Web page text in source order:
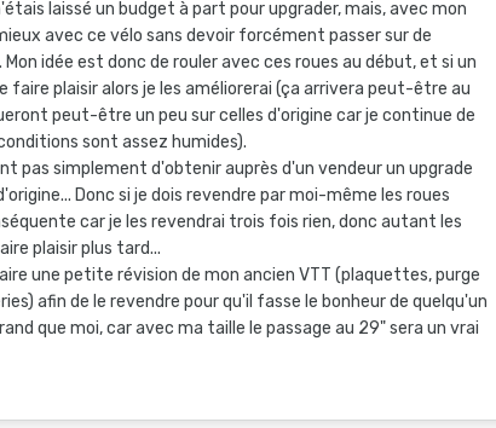
laissé un budget à part pour upgrader, mais, avec mon
avec ce vélo sans devoir forcément passer sur de
idée est donc de rouler avec ces roues au début, et si un
faire plaisir alors je les améliorerai (ça arrivera peut-être au
peut-être un peu sur celles d'origine car je continue de
sont assez humides).
pas simplement d'obtenir auprès d'un vendeur un upgrade
Donc si je dois revendre par moi-même les roues
car je les revendrai trois fois rien, donc autant les
plaisir plus tard...
une petite révision de mon ancien VTT (plaquettes, purge
afin de le revendre pour qu'il fasse le bonheur de quelqu'un
que moi, car avec ma taille le passage au 29" sera un vrai